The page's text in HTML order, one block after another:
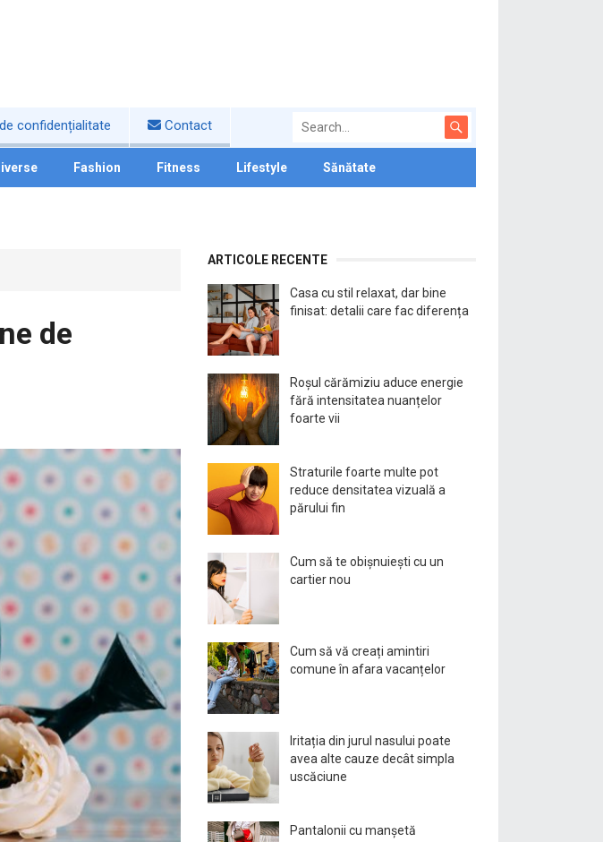
confidențialitate Contact
Fashion Fitness Lifestyle Sănătate
de
ARTICOLE RECENTE
Casa cu stil relaxat, dar bine
finisat: detalii care fac diferența
Roșul cărămiziu aduce energie
fără intensitatea nuanțelor
foarte vii
Straturile foarte multe pot
reduce densitatea vizuală a
părului fin
Cum să te obișnuiești cu un
cartier nou
Cum să vă creați amintiri
comune în afara vacanțelor
Iritația din jurul nasului poate
avea alte cauze decât simpla
uscăciune
Pantalonii cu manșetă